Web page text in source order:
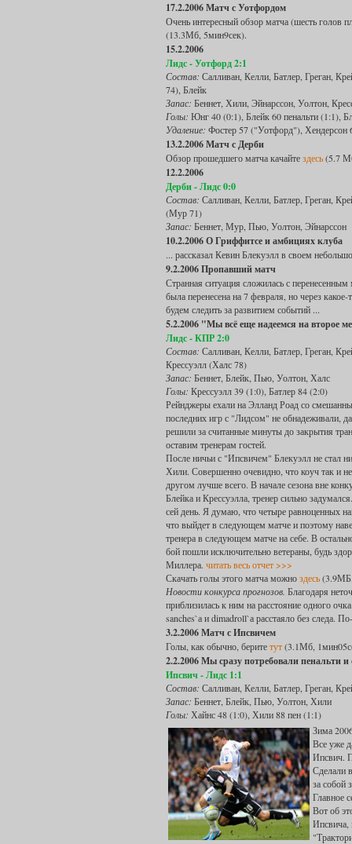
17.2.2006 Матч с Уотфордом
Очень интересный обзор матча (шесть голов
(13.3Мб, 5мин9сек).
15.2.2006
Лидс - Уотфорд 2:1
Состав: Салливан, Келли, Батлер, Греган,
74), Блейк
Запас: Беннет, Хили, Эйнарссон, Уолтон,
Голы: Юнг 40 (0:1), Блейк 60 пенальти (1:1),
Удаление: Фостер 57 ("Уотфорд"),
13.2.2006 Матч с Дерби
Обзор прошедшего матча качайтездесь(5.7
12.2.2006
Дерби - Лидс 0:0
Состав: Салливан, Келли, Батлер, Греган,
(Мур 71)
Запас: Беннет, Мур, Пью, Уолтон, Эйнарссон
10.2.2006 О Гриффитсе и амбициях клуба
... рассказал Кевин Блекуэлл в своем
9.2.2006 Пропавший матч
Странная ситуация сложилась с
была перенесена на 7 февраля, но через
будем следить за развитием событий ...
5.2.2006 "Мы всё еще надеемся на второе
Лидс - КПР 2:0
Состав: Салливан, Келли, Батлер, Греган,
Крессуэлл (Халс 78)
Запас: Беннет, Блейк, Пью, Уолтон, Халс
Голы: Крессуэлл 39 (1:0), Батлер 84 (2:0)
Рейнджеры ехали на Элланд Роад со
последних игр с "Лидсом" не обнадеживали,
решили за считанные минуты до закрытия
оставим тренерам гостей.
После ничьи с "Ипсвичем" Блекуэлл не стал
Хили. Совершенно очевидно, что коуч так и
другом лучше всего. В начале сезона вне
Блейка и Крессуэлла, тренер сильно
сей день. Я думаю, что четыре равноценных
что выйдет в следующем матче и поэтому
тренера в следующем матче на себе. В
бой пошли исключительно ветераны, будь
Миллера. читать весь отчет >>>
Скачать голы этого матча можноздесь(3.9МБ,
Новости конкурса прогнозов. Благодаря
приблизилась к ним на расстояние одного
sanches`а и dimadroll`а расстаяло без следа.
3.2.2006 Матч с Ипсвичем
Голы, как обычно, беритетут(3.1Мб,
2.2.2006 Мы сразу потребовали пенальти и
Ипсвич - Лидс 1:1
Состав: Салливан, Келли, Батлер, Греган,
Запас: Беннет, Блейк, Пью, Уолтон, Хили
Голы: Хайнс 48 (1:0), Хили 88 пен (1:1)
Зима
Все уже
Ипсвич.
Сделали
за собой
Главное
Вот об
Ипсвича,